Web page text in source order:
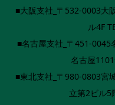
■大阪支社_〒532-0003大
ル4F
■名古屋支社_〒451-
名古屋
■東北支社_〒980-0803宮
立第2ビル5